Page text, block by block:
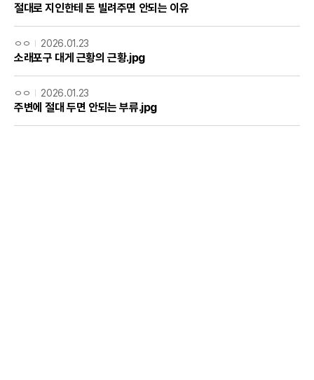
절대로 지인한테 돈 빌려주면 안되는 이유
ㅇㅇ 2026.01.23
소래포구 대게 근황의 근황.jpg
ㅇㅇ 2026.01.23
주변에 절대 두면 안되는 부류.jpg